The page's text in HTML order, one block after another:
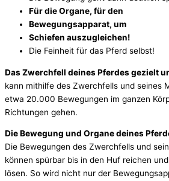
Für die Organe, für den
Bewegungsapparat, um
Schiefen auszugleichen!
Die Feinheit für das Pferd selbst!
Das Zwerchfell deines Pferdes gezielt
kann mithilfe des Zwerchfells und seines
etwa 20.000 Bewegungen im ganzen
Richtungen gehen.
Die Bewegung und Organe deines
Die Bewegungen des Zwerchfells und
können spürbar bis in den Huf reichen
lösen. So wird nicht nur der